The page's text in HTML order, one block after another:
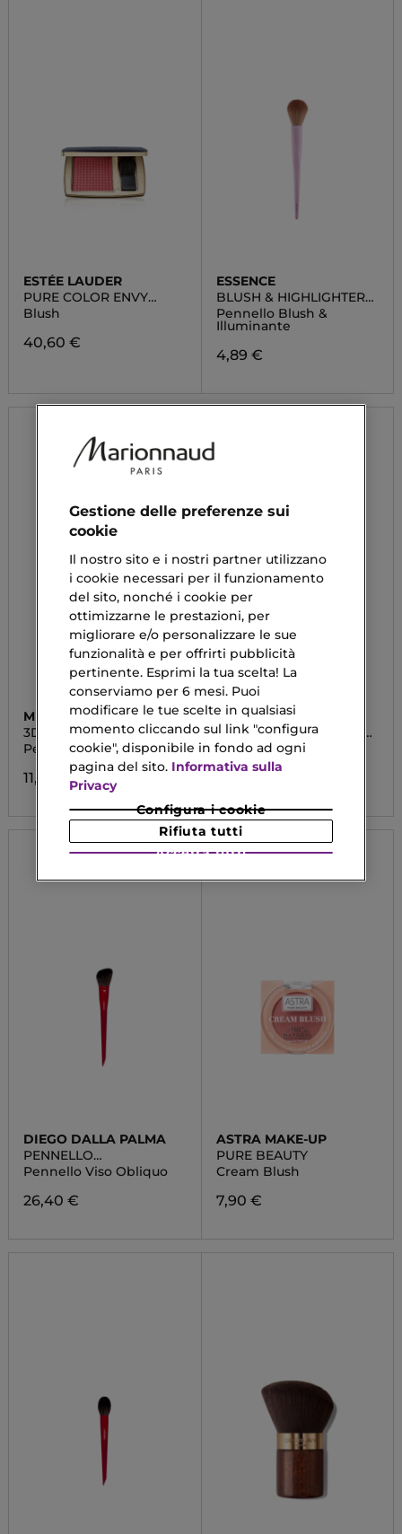
ESTÉE LAUDER
PURE COLOR ENVY
SCULPTING BLUSH
Blush
40,60 €
ESSENCE
BLUSH & HIGHLIGHTER
BRUSH
Pennello Blush &
Illuminante
4,89 €
MULAC
3DVERSE BRUSH
Pennello Sculpting Viso
11,92 €
NAJ OLEARI
LUMINOUS PERFECTION
BRONZER
Terra Blush Illuminante
DIEGO DALLA PALMA
PENNELLO
PROFESSIONALE
Pennello Viso Obliquo
26,40 €
ASTRA MAKE-UP
PURE BEAUTY
Cream Blush
7,90 €
Gestione delle preferenze sui
cookie
Il nostro sito e i nostri partner utilizzano
i cookie necessari per il funzionamento
del sito, nonché i cookie per
ottimizzarne le prestazioni, per
migliorare e/o personalizzare le sue
funzionalità e per offrirti pubblicità
pertinente. Esprimi la tua scelta! La
conserviamo per 6 mesi. Puoi
modificare le tue scelte in qualsiasi
momento cliccando sul link "configura
cookie", disponibile in fondo ad ogni
pagina del sito. Informativa sulla
Privacy
Configura i cookie
Rifiuta tutti
Accetta tutti